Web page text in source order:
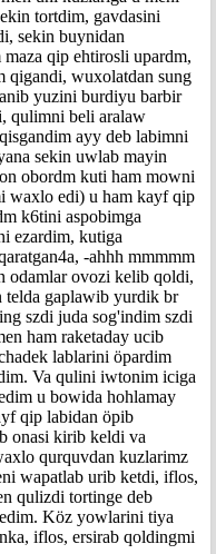
tortdim, gavdasini
sekin buynidan
qip ehtirosli upardm,
qigandi, wuxolatdan sung
yuzini burdiyu barbir
qulimni beli aralaw
ayy deb labimni
sekin uwlab mayin
obordm kuti ham mowni
waxlo edi) u ham kayf qip
k6tini aspobimga
ezardim, kutiga
-ahhh mmmmm
odamlar ovozi kelib qoldi,
gaplawib yurdik br
szdi juda sog'indim szdi
ham raketaday ucib
lablarini öpardim
Va qulini iwtonim iciga
u bowida hohlamay
qip labidan öpib
onasi kirib keldi va
qurquvdan kuzlarimz
wapatlab urib ketdi, iflos,
qulizdi tortinge deb
Köz yowlarini tiya
iflos, ersirab qoldingmi